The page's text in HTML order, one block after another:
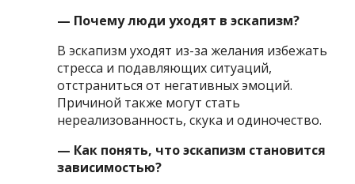
— Почему люди уходят в эскапизм?
В эскапизм уходят из-за желания избежать
стресса и подавляющих ситуаций,
отстраниться от негативных эмоций.
Причиной также могут стать
нереализованность, скука и одиночество.
— Как понять, что эскапизм становится
зависимостью?